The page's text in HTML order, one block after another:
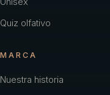
Quiz olfativo
MARCA
Nuestra historia